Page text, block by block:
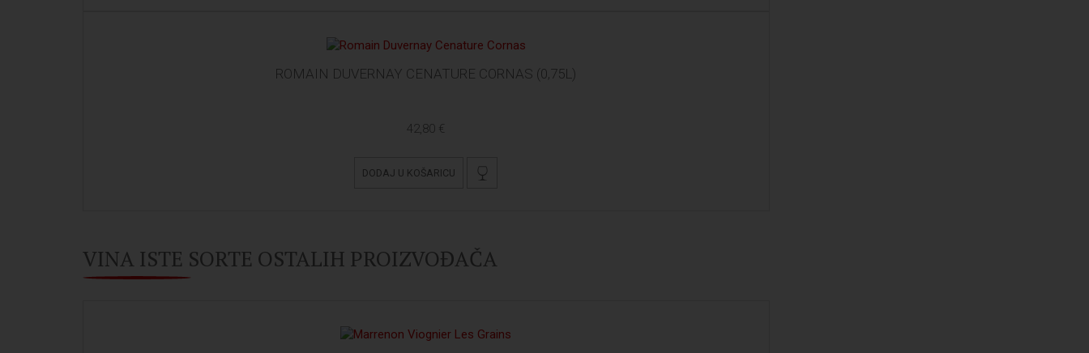
ROMAIN DUVERNAY CENATURE CORNAS (0,75L)
42,80 €
DODAJ U KOŠARICU
VINA ISTE SORTE OSTALIH PROIZVOĐAČA